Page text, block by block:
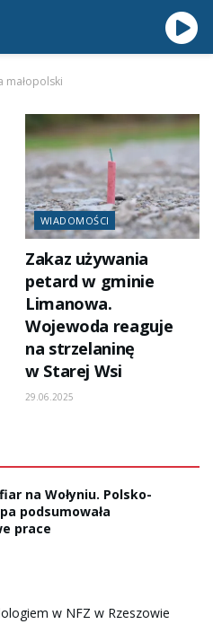
małopolski
WIADOMOŚCI
Zakaz używania
petard w gminie
Limanowa.
Wojewoda reaguje
na strzelaninę
w Starej Wsi
29.06.2025
na Wołyniu. Polsko-
podsumowała
prace
w NFZ w Rzeszowie